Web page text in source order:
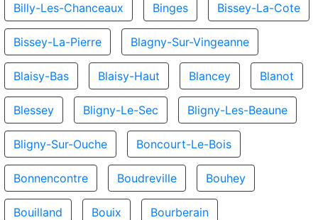
Billy-Les-Chanceaux Binges Bissey-La-Cote
Bissey-La-Pierre Blagny-Sur-Vingeanne
Blaisy-Bas Blaisy-Haut Blancey Blanot
Blessey Bligny-Le-Sec Bligny-Les-Beaune
Bligny-Sur-Ouche Boncourt-Le-Bois
Bonnencontre Boudreville Bouhey
Bouilland Bouix Bourberain